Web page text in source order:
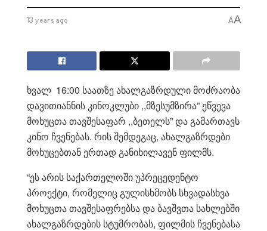
13 years ago AA
ხვალ 16:00 საათზე ახალგაზრდული მოძრაობა
დავითიანნის კინოკლუბი ,,მზესუმზირა” ეწვევა
მოხუცთა თავშესაფარ ,,ბეთელს” და გამართავს
კინო ჩვენებას. რის შემდეგაც, ახალგაზრდები
მოხუცებთან ერთად განიხილავენ ფილმს.
“ეს არის საქართელოში უპრეცედენტო
პროექტი, რომელიც გულისხმობს სხვადასხვა
მოხუცთა თავშესაფრებსა და ბავშვთა სახლებში
ახალგაზრდების სტუმრობას, ფილმის ჩვენებასა